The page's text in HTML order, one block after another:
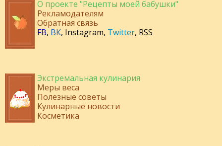
О проекте "Рецепты моей бабушки"
Рекламодателям
Обратная связь
FB, ВК, Instagram, Twitter, RSS
Экстремальная кулинария
Меры веса
Полезные советы
Кулинарные новости
Косметика